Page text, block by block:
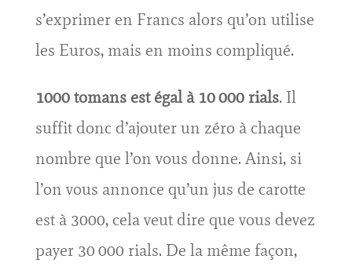
s’exprimer en Francs alors qu’on utilise
les Euros, mais en moins compliqué.
1000 tomans est égal à 10 000 rials. Il
suffit donc d’ajouter un zéro à chaque
nombre que l’on vous donne. Ainsi, si
l’on vous annonce qu’un jus de carotte
est à 3000, cela veut dire que vous devez
payer 30 000 rials. De la même façon,